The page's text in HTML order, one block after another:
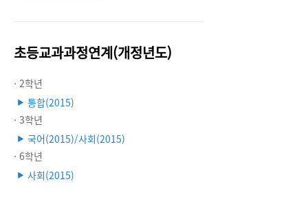
초등교과과정연계(개정년도)
· 2학년
▶ 통합(2015)
· 3학년
▶ 국어(2015)/사회(2015)
· 6학년
▶ 사회(2015)